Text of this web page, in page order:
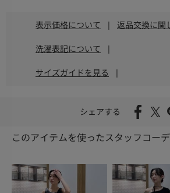
表示価格について | 返品交換に関
洗濯表記について |
サイズガイドを見る |
シェアする
このアイテムを使ったスタッフコー